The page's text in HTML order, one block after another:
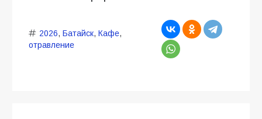
2026, Батайск, Кафе,
отравление